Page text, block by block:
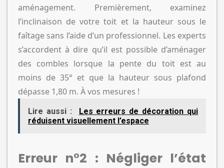
aménagement. Premièrement, examinez
l’inclinaison de votre toit et la hauteur sous le
faîtage sans l’aide d’un professionnel. Les experts
s’accordent à dire qu’il est possible d’aménager
des combles lorsque la pente du toit est au
moins de 35° et que la hauteur sous plafond
dépasse 1,80 m. À vos mesures !
Lire aussi :
Les erreurs de décoration qui
réduisent visuellement l’espace
Erreur n°2 : Négliger l’état